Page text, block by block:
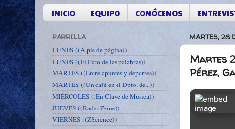
INICIO EQUIPO CONÓCENOS
MARTES, 28
Martes
Pérez,
PARRILLA
LUNES ((A pie de página))
LUNES ((El Faro de las palabras))
MARTES ((Entre apuntes y deportes))
MARTES ((Un café en el Dpto. de...))
MIÉRCOLES ((En Clave de Música))
JUEVES ((Radio Z-ine))
VIERNES ((ZScience))